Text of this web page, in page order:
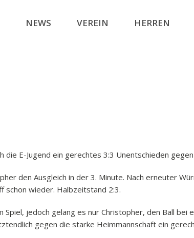
NEWS VEREIN HERREN
die E-Jugend ein gerechtes 3:3 Unentschieden
den Ausgleich in der 3. Minute. Nach erneuter
schon wieder. Halbzeitstand 2:3.
jedoch gelang es nur Christopher, den Ball bei
gegen die starke Heimmannschaft ein